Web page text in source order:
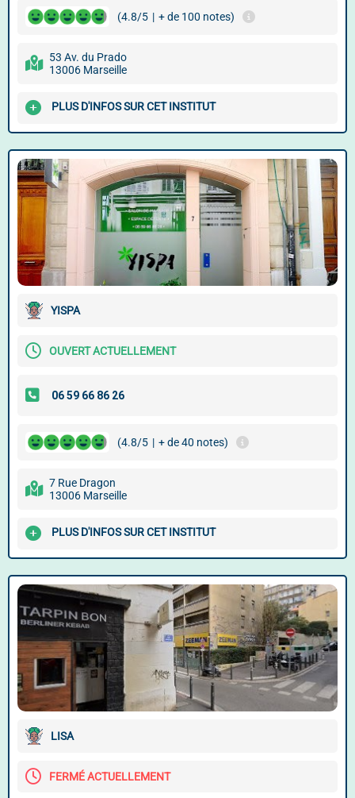
(4.8/5 | + de 100 notes)
53 Av. du Prado
13006 Marseille
PLUS D'INFOS SUR CET INSTITUT
YISPA
OUVERT ACTUELLEMENT
(4.8/5 | + de 40 notes)
7 Rue Dragon
13006 Marseille
PLUS D'INFOS SUR CET INSTITUT
LISA
FERMÉ ACTUELLEMENT